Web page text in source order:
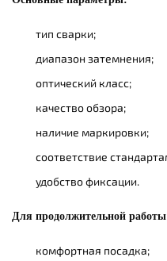
тип сварки;
диапазон затемнения;
оптический класс;
качество обзора;
наличие маркировки;
соответствие
удобство фиксации.
Для продолжительной
комфортная посадка;